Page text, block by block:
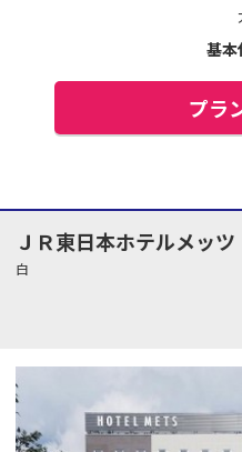
基本
プラ
ＪＲ東日本ホテルメッ
白